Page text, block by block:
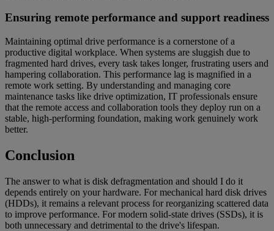
Ensuring remote performance and support readiness
Maintaining optimal drive performance is a cornerstone of a
productive digital workplace. When systems are sluggish due to
fragmented hard drives, every task takes longer, frustrating users and
hampering collaboration. This performance lag is magnified in a
remote work setting. By understanding and managing core
maintenance tasks like drive optimization, IT professionals ensure
that the remote access and collaboration tools they deploy run on a
stable, high-performing foundation, making work genuinely work
better.
Conclusion
The answer to what is disk defragmentation and should I do it
depends entirely on your hardware. For mechanical hard disk drives
(HDDs), it remains a relevant process for reorganizing scattered data
to improve performance. For modern solid-state drives (SSDs), it is
both unnecessary and detrimental to the drive's lifespan.